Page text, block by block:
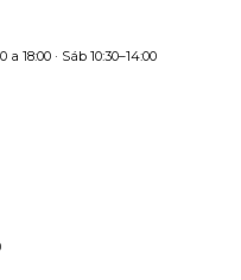
18:00 · Sáb 10:30–14:00